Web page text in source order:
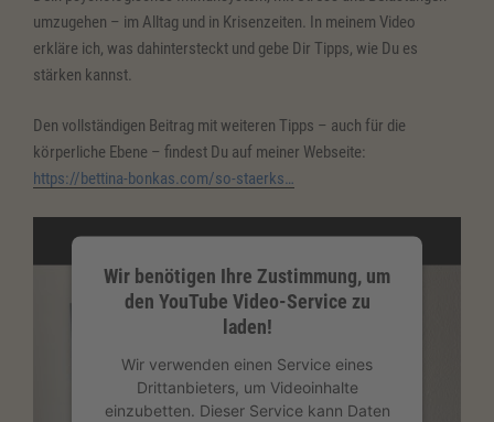
umzugehen – im Alltag und in Krisenzeiten. In meinem Video
erkläre ich, was dahintersteckt und gebe Dir Tipps, wie Du es
stärken kannst.
Den vollständigen Beitrag mit weiteren Tipps – auch für die
körperliche Ebene – findest Du auf meiner Webseite:
https://bettina-bonkas.com/so-staerks…
Wir benötigen Ihre Zustimmung, um
den YouTube Video-Service zu
laden!
Wir verwenden einen Service eines
Drittanbieters, um Videoinhalte
einzubetten. Dieser Service kann Daten